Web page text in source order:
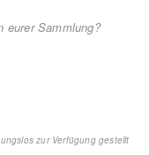
eurer Sammlung?
zur Verfügung gestellt